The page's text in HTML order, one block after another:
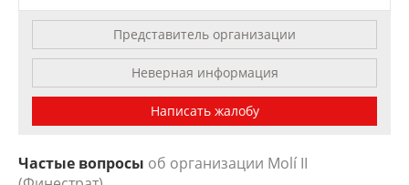
Представитель организации
Неверная информация
Написать жалобу
Частые вопросы об организации Molí II